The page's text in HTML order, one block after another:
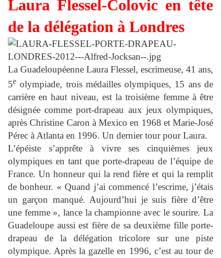
Laura Flessel-Colovic en tête
de la délégation à Londres
La Guadeloupéenne Laura Flessel, escrimeuse, 41 ans,
5e olympiade, trois médailles olympiques, 15 ans de
carrière en haut niveau, est la troisième femme à être
désignée comme port-drapeau aux jeux olympiques,
après Christine Caron à Mexico en 1968 et Marie-José
Pérec à Atlanta en 1996. Un dernier tour pour Laura.
L’épéiste s’apprête à vivre ses cinquièmes jeux
olympiques en tant que porte-drapeau de l’équipe de
France. Un honneur qui la rend fière et qui la remplit
de bonheur. « Quand j’ai commencé l’escrime, j’étais
un garçon manqué. Aujourd’hui je suis fière d’être
une femme », lance la championne avec le sourire. La
Guadeloupe aussi est fière de sa deuxième fille porte-
drapeau de la délégation tricolore sur une piste
olympique. Après la gazelle en 1996, c’est au tour de